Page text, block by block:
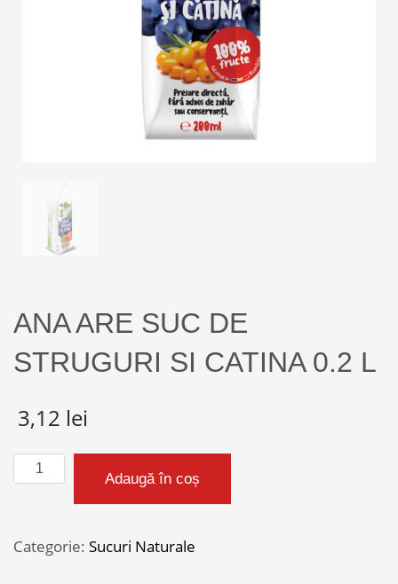
ANA ARE SUC DE
STRUGURI SI CATINA 0.2 L
3,12 lei
Cantitate
ANA
SUC
Adaugă în coș
Categorie: Sucuri Naturale